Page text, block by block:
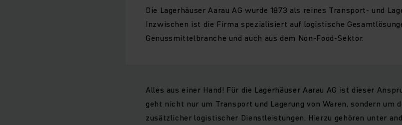
Die Lagerhäuser Aarau AG wurde 1873 als reines Transport- und
Inzwischen ist die Firma spezialisiert auf logistische
Genussmittelbranche und auch aus dem Non-Food-Sektor.
Alles aus einer Hand! Für die Lagerhäuser Aarau AG ist dieser
geht nicht nur um Transport und Lagerung von Waren, sondern um
zusätzlicher logistischer Dienstleistungen. Hierzu gehören unter